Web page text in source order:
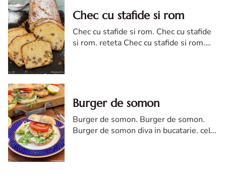
Chec cu stafide si rom
Chec cu stafide si rom. Chec cu stafide
si rom. reteta Chec cu stafide si rom.
Burger de somon
Burger de somon. Burger de somon.
Burger de somon diva in bucatarie. cel